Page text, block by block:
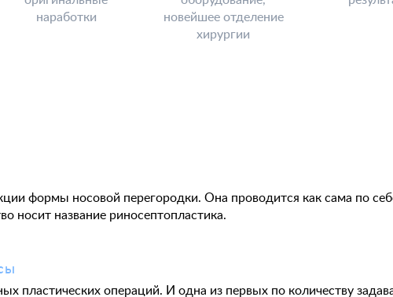
наработки
новейшее отделение
хирургии
формы носовой перегородки. Она проводится как сама по
носит название риносептопластика.
пластических операций. И одна из первых по количеству